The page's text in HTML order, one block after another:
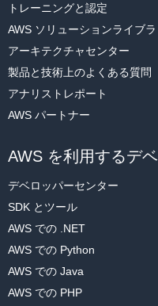
from
son_deserializer
次に、K-NN モデルで使用す
選択します。
    np.shape(item)
してください。
トレーニングと認定
AWS ソリューションライブラ
アーキテクチャセンター
製品と技術上のよくある質問
アナリストレポート
AWS パートナー
AWS を利用するデ
デベロッパーセンター
SDK とツール
AWS での .NET
AWS での Python
AWS での Java
AWS での PHP